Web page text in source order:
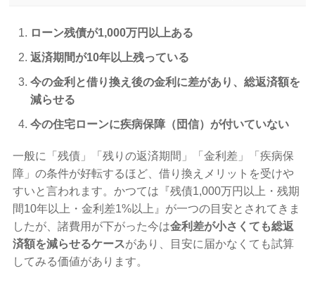
ローン残債が1,000万円以上ある
返済期間が10年以上残っている
今の金利と借り換え後の金利に差があり、総返済額を
減らせる
今の住宅ローンに疾病保障（団信）が付いていない
一般に「残債」「残りの返済期間」「金利差」「疾病保
障」の条件が好転するほど、借り換えメリットを受けや
すいと言われます。かつては『残債1,000万円以上・残期
間10年以上・金利差1%以上』が一つの目安とされてきま
したが、諸費用が下がった今は金利差が小さくても総返
済額を減らせるケースがあり、目安に届かなくても試算
してみる価値があります。